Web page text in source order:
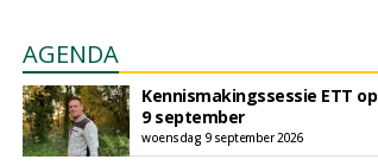
AGENDA
Kennismakingssessie ETT op
9 september
woensdag 9 september 2026